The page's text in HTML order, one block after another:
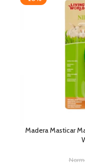
Madera Masticar